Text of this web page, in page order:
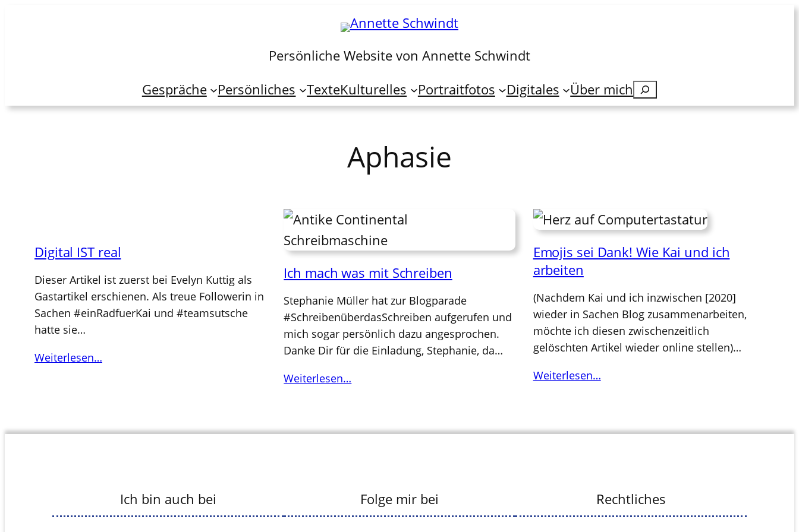
Persönliche Website von Annette Schwindt
Gespräche
Persönliches TexteKulturelles Portraitfotos Digitales Über mich Suchen
Aphasie
Digital IST real
Dieser Artikel ist zuerst bei Evelyn Kuttig als
Gastartikel erschienen. Als treue Followerin in
Sachen #einRadfuerKai und #teamsutsche
hatte sie…
Weiterlesen…
Ich mach was mit Schreiben
Stephanie Müller hat zur Blogparade
#SchreibenüberdasSchreiben aufgerufen und
mich sogar persönlich dazu angesprochen.
Danke Dir für die Einladung, Stephanie, da…
Weiterlesen…
Emojis sei Dank! Wie Kai und ich
arbeiten
(Nachdem Kai und ich inzwischen [2020]
wieder in Sachen Blog zusammenarbeiten,
möchte ich diesen zwischenzeitlich
gelöschten Artikel wieder online stellen)…
Weiterlesen…
Ich bin auch bei Folge mir bei Rechtliches